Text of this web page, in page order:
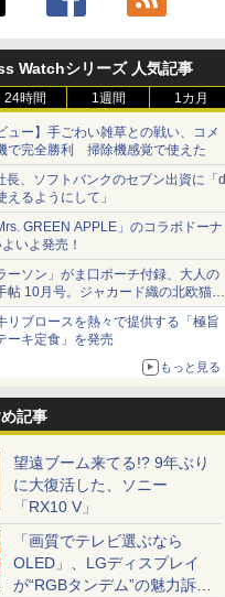
Watchシリーズ 人気記事
24時間 1週間 1カ月
ュー】手ごわい雑草との戦い、コメ
で完全勝利 掃除機感覚で使えた
長、ソフトバンクのセブン出資に「d
えるようにして」
GREEN APPLE」のコラボドーナ
いよ発売！
ーソン」がま口ポーチ付録、大人の
帖 10月号。ジャカード織の北欧猫デ
リブロースを熱々で提供する「極旨
ーキ定食」を発売
もっと見る
記事
望遠ブーム来てる!? 9年ぶり
に大復活した、ソニー
「RX10 V」
「画質でテレビ選ぶなら
OLED」、LGディスプレイ
が“RGBタンデム”の魅力訴